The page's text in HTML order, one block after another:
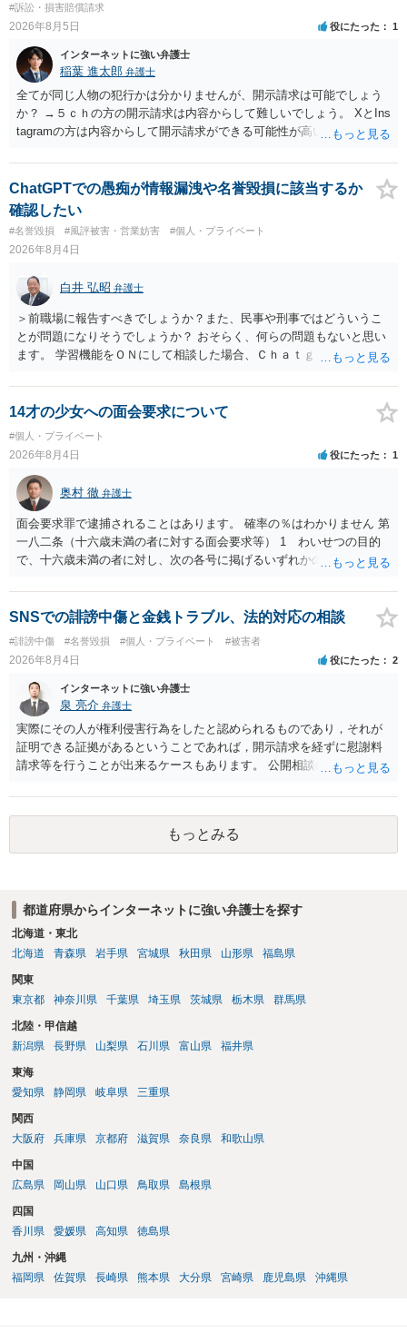
#訴訟・損害賠償請求
2026年8月5日 役にたった 1
インターネットに強い弁護士
稲葉 進太郎 弁護士
全てが同じ人物の犯行かは分かりませんが、開示請求は可能でしょう
か？ →５ｃｈの方の開示請求は内容からして難しいでしょう。 XとIns
tagramの方は内容からして開示請求ができる可能性が高いでしょう。
いでしょう。７月中にアカウントが削除されている場合、今から進め
ても失敗する可能性が高いように思われます。 相手を特定できた場
合、相手に全ての弁護士費用を負担させることは可能でしょうか？ →
訴訟外の交渉で相手方が認めれば負担させることができるでしょう。
訴訟で判決となった場合は、実際の弁護士費用が認められる場合と認
められない場合があり何ともいえないところでしょう。
ChatGPTでの愚痴が情報漏洩や名誉毀損に該当するか
確認したい
#名誉毀損 #風評被害・営業妨害 #個人・プライベート
2026年8月4日
白井 弘昭 弁護士
＞前職場に報告すべきでしょうか？また、民事や刑事ではどういうこ
とが問題になりそうでしょうか？ おそらく、何らの問題もないと思い
ます。 学習機能をＯＮにして相談した場合、Ｃｈａｔｇｐｔがｏｐｅ
する可能性がありますが、個人名や会社名を特定していない限り、一
般論として抽象化されて回答に織り込まれる可能性が生じるにすぎま
せんので、その情報自体が、秘密情報に当たるとは思えませんし、名
誉棄損として、個人や会社に対する誹謗中傷の不特定多数への公開に
当たるとも思われません。 もちろん、誰がその内容をｃｈａｔｇｐｔ
に入力したかも第三者にしられることはないので、個人や会社の特定
をせずに書き込んだことで（おそらく特定して書き込んだとして
も）、相談者さんが刑事民事の責任に問われることはないでしょう。
私見ながらご参考まで。
14才の少女への面会要求について
#個人・プライベート
2026年8月4日 役にたった 1
奥村 徹 弁護士
面会要求罪で逮捕されることはあります。 確率の％はわかりません 第
一八二条（十六歳未満の者に対する面会要求等） 1 わいせつの目的
で、十六歳未満の者に対し、次の各号に掲げるいずれかの行為をした
が生まれた日より五年以上前の日に生まれた者に限る。）は、一年以
下の拘禁刑又は五十万円以下の罰金に処する。 一 威迫し、偽計を用
い又は誘惑して面会を要求すること。 二 拒まれたにもかかわらず、
反復して面会を要求すること。 三 金銭その他の利益を供与し、又は
その申込み若しくは約束をして面会を要求すること。 2前項の罪を犯
し、よってわいせつの目的で当該十六歳未満の者と面会をした者は、
二年以下の拘禁刑又は百万円以下の罰金に処する。
SNSでの誹謗中傷と金銭トラブル、法的対応の相談
#誹謗中傷 #名誉毀損 #個人・プライベート #被害者
2026年8月4日 役にたった 2
インターネットに強い弁護士
泉 亮介 弁護士
実際にその人が権利侵害行為をしたと認められるものであり，それが
証明できる証拠があるということであれば，開示請求を経ずに慰謝料
請求等を行うことが出来るケースもあります。 公開相談の場では回答
に個別に相談されると良いでしょう。
もっとみる
都道府県からインターネットに強い弁護士を探す
北海道・東北
北海道
青森県 岩手県 宮城県 秋田県 山形県 福島県
関東
東京都
神奈川県 千葉県 埼玉県 茨城県 栃木県 群馬県
北陸・甲信越
新潟県
長野県 山梨県 石川県 富山県 福井県
東海
愛知県
静岡県 岐阜県 三重県
関西
大阪府
兵庫県 京都府 滋賀県 奈良県 和歌山県
中国
広島県
岡山県 山口県 鳥取県 島根県
四国
香川県
愛媛県 高知県 徳島県
九州・沖縄
福岡県
佐賀県 長崎県 熊本県 大分県 宮崎県 鹿児島県 沖縄県